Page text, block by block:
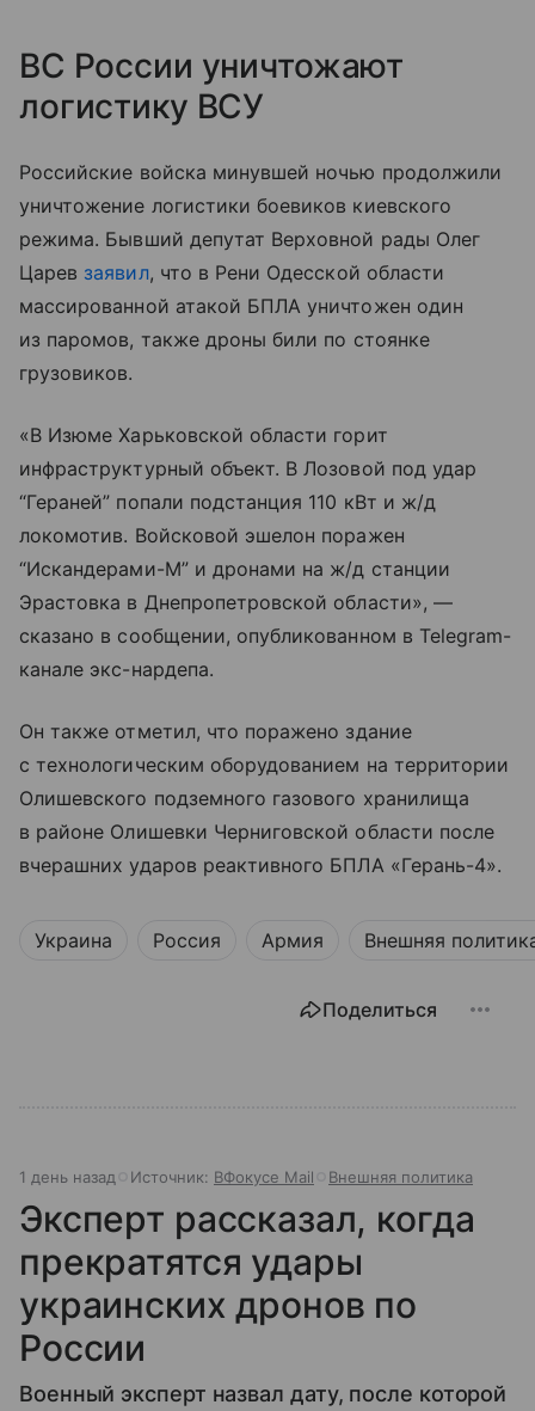
ВС России уничтожают
логистику ВСУ
Российские войска минувшей ночью продолжили
уничтожение логистики боевиков киевского
режима. Бывший депутат Верховной рады Олег
Царев заявил, что в Рени Одесской области
массированной атакой БПЛА уничтожен один
из паромов, также дроны били по стоянке
грузовиков.
«В Изюме Харьковской области горит
инфраструктурный объект. В Лозовой под удар
“Гераней” попали подстанция 110 кВт и ж/д
локомотив. Войсковой эшелон поражен
“Искандерами-М” и дронами на ж/д станции
Эрастовка в Днепропетровской области», —
сказано в сообщении, опубликованном в Telegram-
канале экс-нардепа.
Он также отметил, что поражено здание
с технологическим оборудованием на территории
Олишевского подземного газового хранилища
в районе Олишевки Черниговской области после
вчерашних ударов реактивного БПЛА «Герань-4».
Украина Россия Армия Внешняя
Поделиться
1 день назад Источник: ВФокусе Mail Внешняя политика
Эксперт рассказал, когда
прекратятся удары
украинских дронов по
России
Военный эксперт назвал дату, после которой